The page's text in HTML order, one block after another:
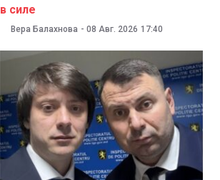
в силе
Вера Балахнова - 08 Авг. 2026 17:40